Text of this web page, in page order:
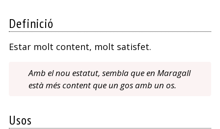
Definició
Estar molt content, molt satisfet.
Amb el nou estatut, sembla que en Maragall
està més content que un gos amb un os.
Usos